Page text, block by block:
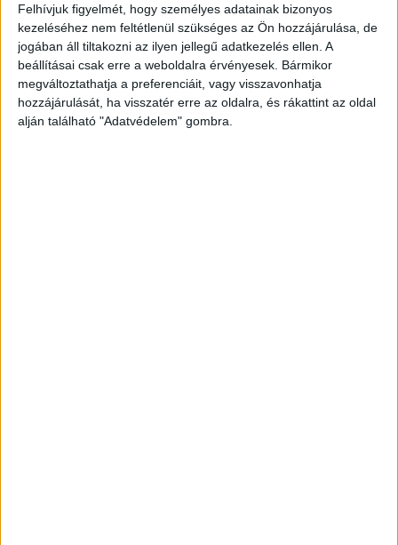
Felhívjuk figyelmét, hogy személyes adatainak bizonyos
kezeléséhez nem feltétlenül szükséges az Ön hozzájárulása, de
jogában áll tiltakozni az ilyen jellegű adatkezelés ellen. A
beállításai csak erre a weboldalra érvényesek. Bármikor
megváltoztathatja a preferenciáit, vagy visszavonhatja
hozzájárulását, ha visszatér erre az oldalra, és rákattint az oldal
alján található "Adatvédelem" gombra.
megmarad a meleg és a nedvesség, így a növények
gyorsabban fejlődnek, mintha szabadon nőnének.
Hirdetés